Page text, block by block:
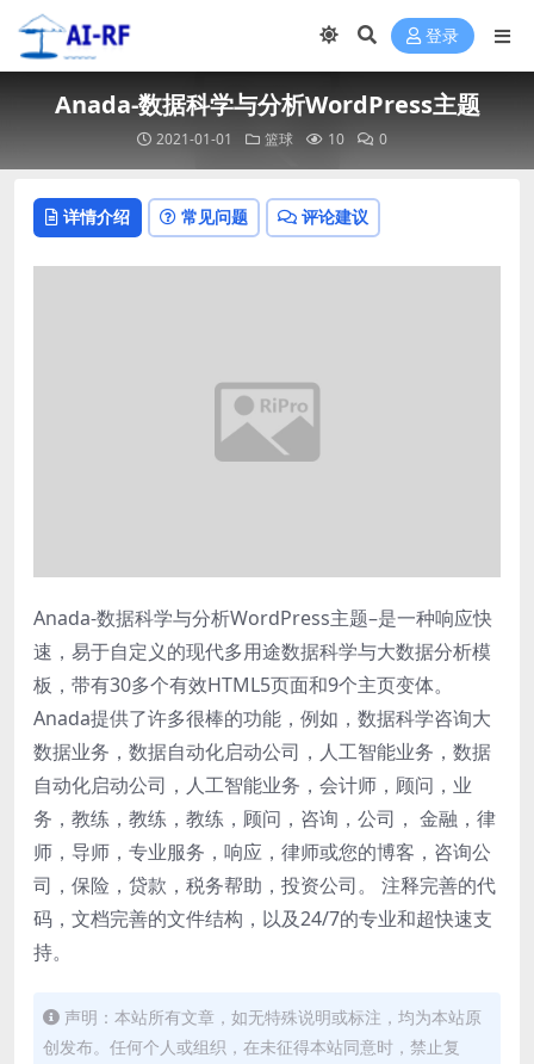
登录
Anada-数据科学与分析WordPress主题
2021-01-01 篮球 10 0
详情介绍 常见问题 评论建议
Anada-数据科学与分析WordPress主题–是一种响应快
速，易于自定义的现代多用途数据科学与大数据分析模
板，带有30多个有效HTML5页面和9个主页变体。
Anada提供了许多很棒的功能，例如，数据科学咨询大
数据业务，数据自动化启动公司，人工智能业务，数据
自动化启动公司，人工智能业务，会计师，顾问，业
务，教练，教练，教练，顾问，咨询，公司， 金融，律
师，导师，专业服务，响应，律师或您的博客，咨询公
司，保险，贷款，税务帮助，投资公司。 注释完善的代
码，文档完善的文件结构，以及24/7的专业和超快速支
持。
声明：本站所有文章，如无特殊说明或标注，均为本站原
创发布。任何个人或组织，在未征得本站同意时，禁止复